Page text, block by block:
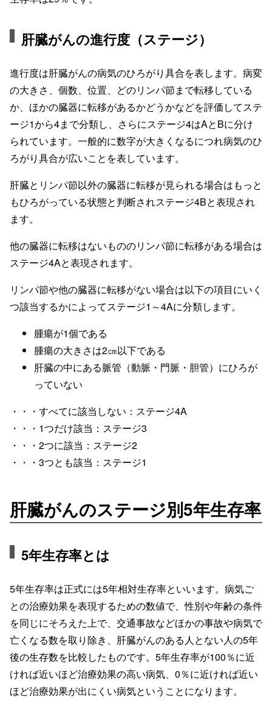
肝臓がんの進行度（ステージ）
進行度は肝臓がんの病気のひろがり具合を表します。病変
の大きさ、個数、位置、どのリンパ節まで転移している
か、ほかの臓器に転移があるかどうかなどを評価してステ
ージ1から4まで分類し、さらにステージ4はAとBに分け
られています。一般的に数字が大きくなるにつれ病気のひ
ろがり具合が広いことを表しています。
肝臓とリンパ節以外の臓器に転移が見られる場合はもっと
もひろがっている状態と判断されステージ4Bと表現され
ます。
他の臓器に転移はないもののリンパ節に転移がある場合は
ステージ4Aと表現されます。
リンパ節や他の臓器に転移がない場合は以下の項目にいく
つ該当するかによってステージ1～4Aに分類します。
腫瘍が1個である
腫瘍の大きさは2㎝以下である
肝臓の中にある脈管（動脈・門脈・胆管）にひろが
っていない
・・・すべてに該当しない：ステージ4A
・・・1つだけ該当：ステージ3
・・・2つに該当：ステージ2
・・・3つとも該当：ステージ1
肝臓がんのステージ別5年生存率
5年生存率とは
5年生存率は正式には5年相対生存率といいます。病気ご
との治療効果を表現するための数値で、性別や年齢の条件
を同じにそろえた上で、交通事故などほかの事故や病気で
亡くなる数を取り除き、肝臓がんのある人とない人の5年
後の生存数を比較したものです。5年生存率が100％に近
ければ近いほど治療効果の高い病気、0％に近ければ近い
ほど治療効果が出にくい病気ということになります。